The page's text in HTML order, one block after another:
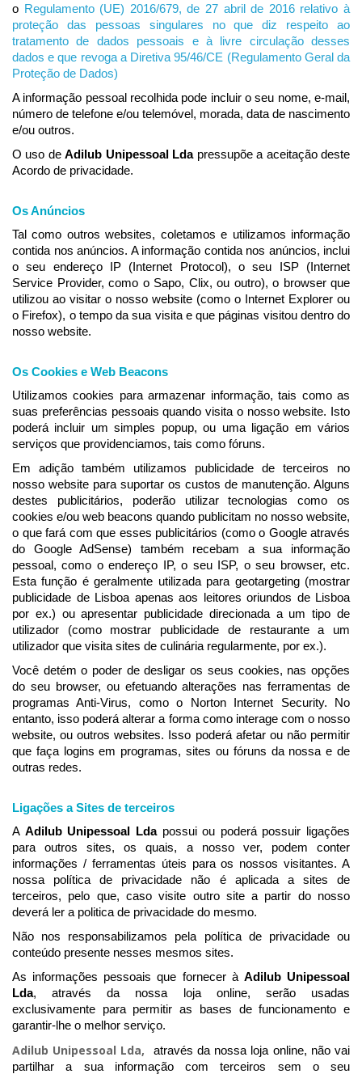
o Regulamento (UE) 2016/679, de 27 abril de 2016 relativo à
proteção das pessoas singulares no que diz respeito ao
tratamento de dados pessoais e à livre circulação desses
dados e que revoga a Diretiva 95/46/CE (Regulamento Geral da
Proteção de Dados)
A informação pessoal recolhida pode incluir o seu nome, e-mail,
número de telefone e/ou telemóvel, morada, data de nascimento
e/ou outros.
O uso deAdilub Unipessoal Ldapressupõe a aceitação deste
Acordo de privacidade.
Os Anúncios
Tal como outros websites, coletamos e utilizamos informação
contida nos anúncios. A informação contida nos anúncios, inclui
o seu endereço IP (Internet Protocol), o seu ISP (Internet
Service Provider, como o Sapo, Clix, ou outro), o browser que
utilizou ao visitar o nosso website (como o Internet Explorer ou
o Firefox), o tempo da sua visita e que páginas visitou dentro do
nosso website.
Os Cookies e Web Beacons
Utilizamos cookies para armazenar informação, tais como as
suas preferências pessoais quando visita o nosso website. Isto
poderá incluir um simples popup, ou uma ligação em vários
serviços que providenciamos, tais como fóruns.
Em adição também utilizamos publicidade de terceiros no
nosso website para suportar os custos de manutenção. Alguns
destes publicitários, poderão utilizar tecnologias como os
cookies e/ou web beacons quando publicitam no nosso website,
o que fará com que esses publicitários (como o Google através
do Google AdSense) também recebam a sua informação
pessoal, como o endereço IP, o seu ISP, o seu browser, etc.
Esta função é geralmente utilizada para geotargeting (mostrar
publicidade de Lisboa apenas aos leitores oriundos de Lisboa
por ex.) ou apresentar publicidade direcionada a um tipo de
utilizador (como mostrar publicidade de restaurante a um
utilizador que visita sites de culinária regularmente, por ex.).
Você detém o poder de desligar os seus cookies, nas opções
do seu browser, ou efetuando alterações nas ferramentas de
programas Anti-Virus, como o Norton Internet Security. No
entanto, isso poderá alterar a forma como interage com o nosso
website, ou outros websites. Isso poderá afetar ou não permitir
que faça logins em programas, sites ou fóruns da nossa e de
outras redes.
Ligações a Sites de terceiros
A Adilub Unipessoal Ldapossui ou poderá possuir ligações
para outros sites, os quais, a nosso ver, podem conter
informações / ferramentas úteis para os nossos visitantes. A
nossa política de privacidade não é aplicada a sites de
terceiros, pelo que, caso visite outro site a partir do nosso
deverá ler a politica de privacidade do mesmo.
Não nos responsabilizamos pela política de privacidade ou
conteúdo presente nesses mesmos sites.
As informações pessoais que fornecer à Adilub Unipessoal
Lda, através da nossa loja online, serão usadas
exclusivamente para permitir as bases de funcionamento e
garantir-lhe o melhor serviço.
Adilub Unipessoal Lda, através da nossa loja online, não vai
partilhar a sua informação com terceiros sem o seu